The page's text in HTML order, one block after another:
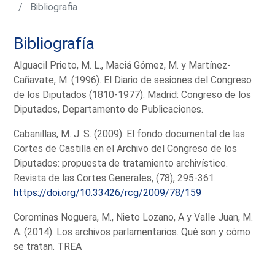
Bibliografia
Bibliografía
Alguacil Prieto, M. L., Maciá Gómez, M. y Martínez-
Cañavate, M. (1996). El Diario de sesiones del Congreso
de los Diputados (1810-1977). Madrid: Congreso de los
Diputados, Departamento de Publicaciones.
Cabanillas, M. J. S. (2009). El fondo documental de las
Cortes de Castilla en el Archivo del Congreso de los
Diputados: propuesta de tratamiento archivístico.
Revista de las Cortes Generales, (78), 295-361.
https://doi.org/10.33426/rcg/2009/78/159
Corominas Noguera, M., Nieto Lozano, A y Valle Juan, M.
A. (2014). Los archivos parlamentarios. Qué son y cómo
se tratan. TREA